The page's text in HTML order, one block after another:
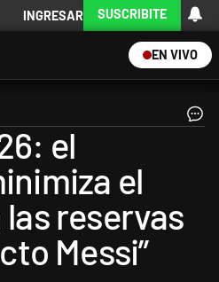
INGRESAR SUSCRIBITE
EN VIVO
el
el
reservas
Messi”